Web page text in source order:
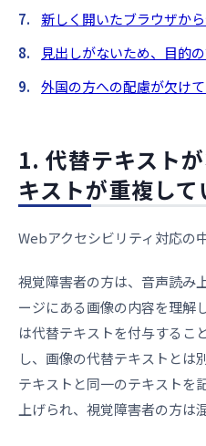
新しく開いたブラウザか
見出しがないため、目的
外国の方への配慮が欠け
1. 代替テキスト
キストが重複して
Webアクセシビリティ対応の
視覚障害者の方は、音声読み
ージにある画像の内容を理解
は代替テキストを付与するこ
し、画像の代替テキストとは
テキストと同一のテキストを
上げられ、視覚障害者の方は